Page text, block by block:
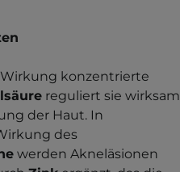
konzentrierte
reguliert sie wirksam
der Haut. In
des
werden Akneläsionen